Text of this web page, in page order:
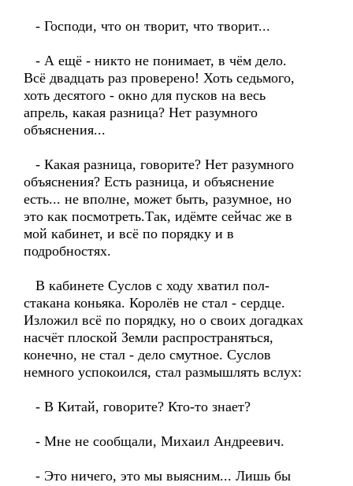
- Господи, что он творит, что творит...
- А ещё - никто не понимает, в чём дело.
Всё двадцать раз проверено! Хоть седьмого,
хоть десятого - окно для пусков на весь
апрель, какая разница? Нет разумного
объяснения...
- Какая разница, говорите? Нет разумного
объяснения? Есть разница, и объяснение
есть... не вполне, может быть, разумное, но
это как посмотреть.Так, идёмте сейчас же в
мой кабинет, и всё по порядку и в
подробностях.
В кабинете Суслов с ходу хватил пол-
стакана коньяка. Королёв не стал - сердце.
Изложил всё по порядку, но о своих догадках
насчёт плоской Земли распространяться,
конечно, не стал - дело смутное. Суслов
немного успокоился, стал размышлять вслух:
- В Китай, говорите? Кто-то знает?
- Мне не сообщали, Михаил Андреевич.
- Это ничего, это мы выясним... Лишь бы